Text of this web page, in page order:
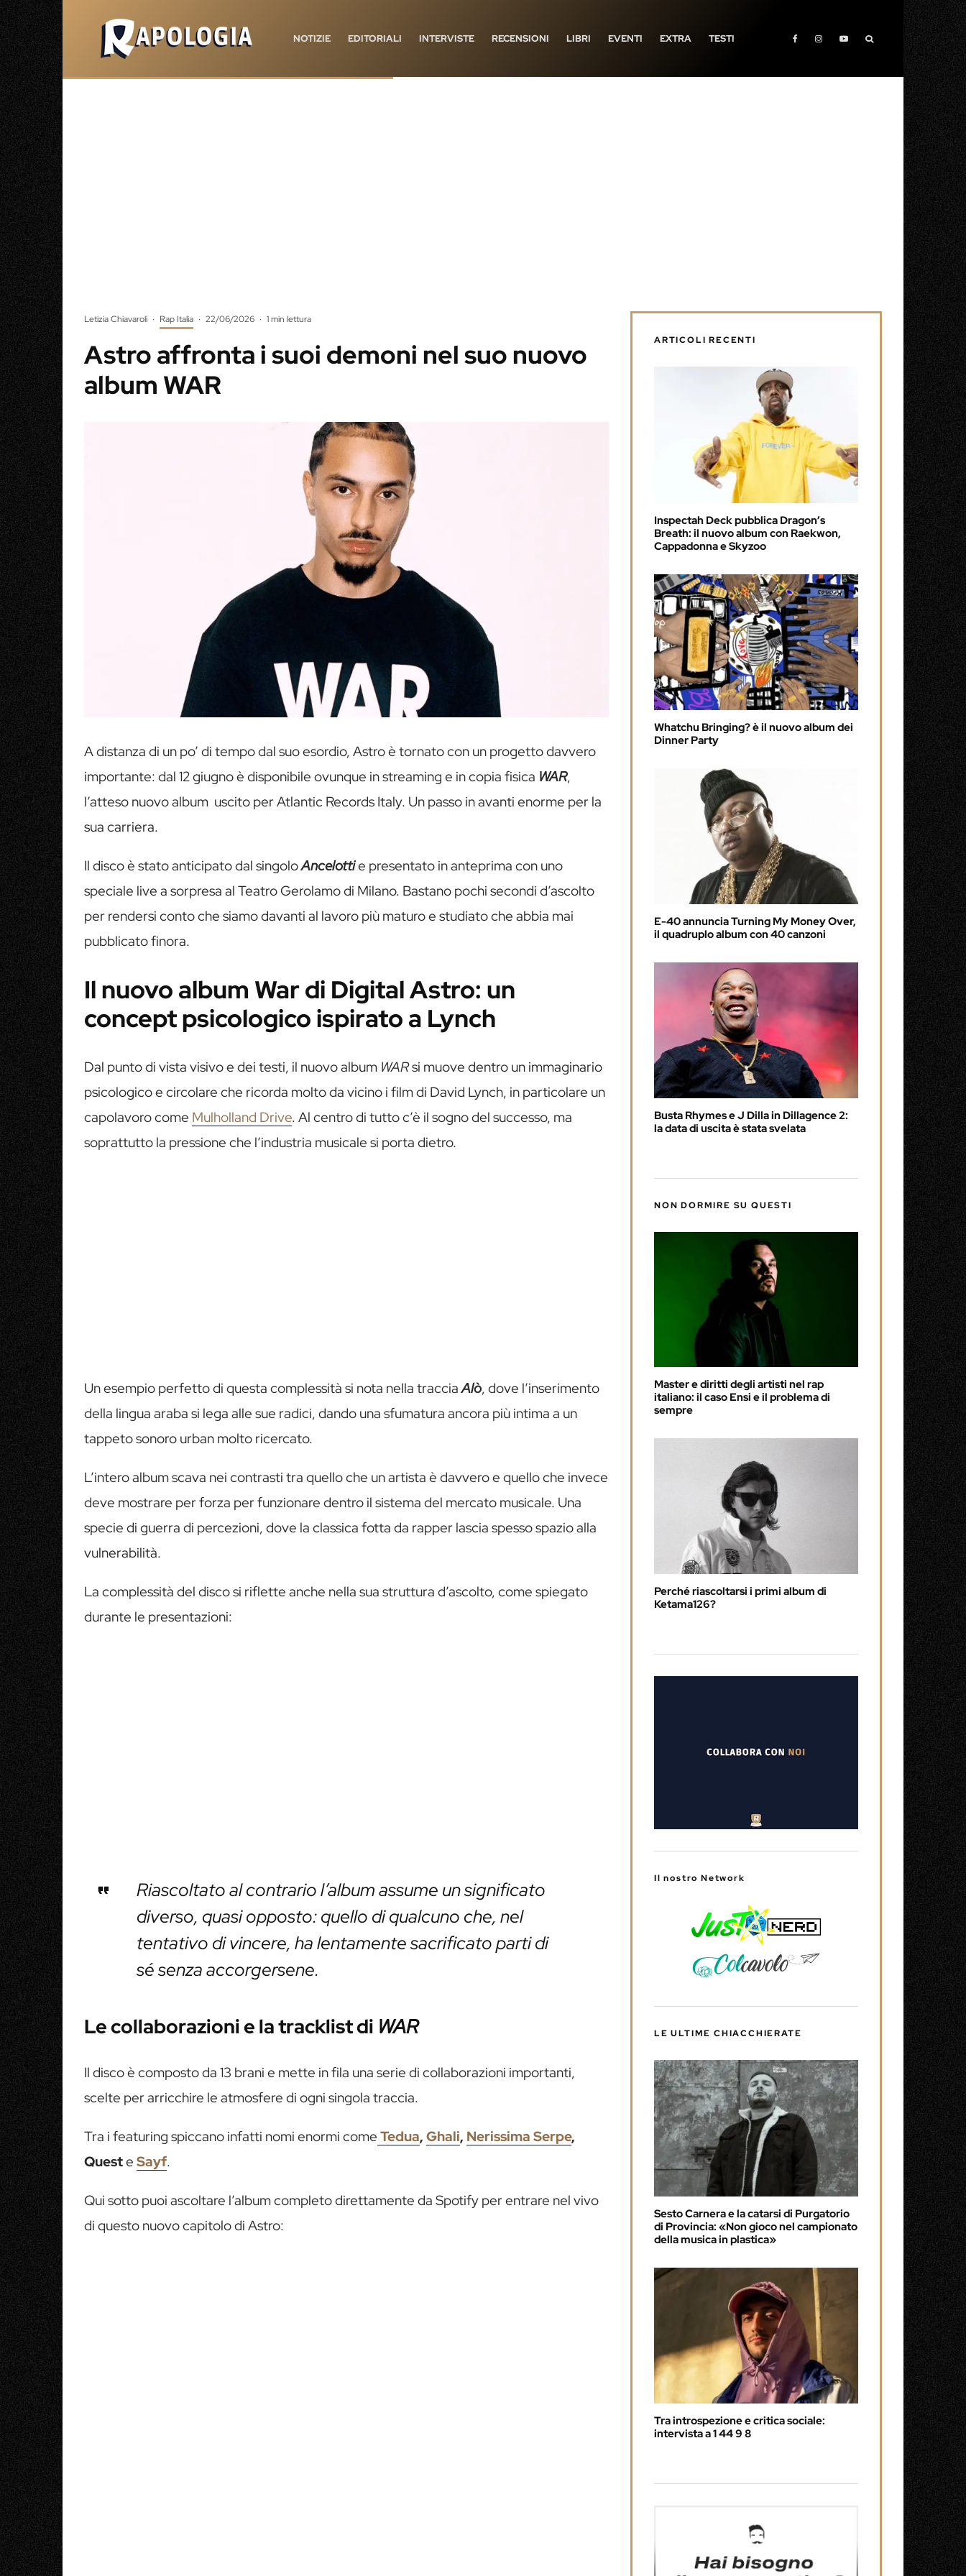
NOTIZIE EDITORIALI INTERVISTE RECENSIONI LIBRI EVENTI EXTRA TESTI
Letizia Chiavaroli · Rap Italia · 22/06/2026 · 1 min lettura
Astro affronta i suoi demoni nel suo nuovo
album WAR
A distanza di un po’ di tempo dal suo esordio, Astro è tornato con un progetto davvero
importante: dal 12 giugno è disponibile ovunque in streaming e in copia fisica WAR,
l’atteso nuovo album uscito per Atlantic Records Italy. Un passo in avanti enorme per la
sua carriera.
Il disco è stato anticipato dal singoloAncelottie presentato in anteprima con uno
speciale live a sorpresa al Teatro Gerolamo di Milano. Bastano pochi secondi d’ascolto
per rendersi conto che siamo davanti al lavoro più maturo e studiato che abbia mai
pubblicato finora.
Il nuovo album War di Digital Astro: un
concept psicologico ispirato a Lynch
Dal punto di vista visivo e dei testi, il nuovo album WARsi muove dentro un immaginario
psicologico e circolare che ricorda molto da vicino i film di David Lynch, in particolare un
capolavoro come Mulholland Drive. Al centro di tutto c’è il sogno del successo, ma
soprattutto la pressione che l’industria musicale si porta dietro.
Un esempio perfetto di questa complessità si nota nella tracciaAlò, dove l’inserimento
della lingua araba si lega alle sue radici, dando una sfumatura ancora più intima a un
tappeto sonoro urban molto ricercato.
L’intero album scava nei contrasti tra quello che un artista è davvero e quello che invece
deve mostrare per forza per funzionare dentro il sistema del mercato musicale. Una
specie di guerra di percezioni, dove la classica fotta da rapper lascia spesso spazio alla
vulnerabilità.
La complessità del disco si riflette anche nella sua struttura d’ascolto, come spiegato
durante le presentazioni:
Riascoltato al contrario l’album assume un significato
diverso, quasi opposto: quello di qualcuno che, nel
tentativo di vincere, ha lentamente sacrificato parti di
sé senza accorgersene.
Le collaborazioni e la tracklist di WAR
Il disco è composto da 13 brani e mette in fila una serie di collaborazioni importanti,
scelte per arricchire le atmosfere di ogni singola traccia.
Tra i featuring spiccano infatti nomi enormi come Tedua, Ghali, Nerissima Serpe,
Queste Sayf.
Qui sotto puoi ascoltare l’album completo direttamente da Spotify per entrare nel vivo
di questo nuovo capitolo di Astro:
ARTICOLI RECENTI
Inspectah Deck pubblica Dragon’s
Breath: il nuovo album con Raekwon,
Cappadonna e Skyzoo
Whatchu Bringing? è il nuovo album dei
Dinner Party
E-40 annuncia Turning My Money Over,
il quadruplo album con 40 canzoni
Busta Rhymes e J Dilla in Dillagence 2:
la data di uscita è stata svelata
NON DORMIRE SU QUESTI
Master e diritti degli artisti nel rap
italiano: il caso Ensi e il problema di
sempre
Perché riascoltarsi i primi album di
Ketama126?
Il nostro Network
LE ULTIME CHIACCHIERATE
Sesto Carnera e la catarsi di Purgatorio
di Provincia: «Non gioco nel campionato
della musica in plastica»
Tra introspezione e critica sociale:
intervista a 1 44 9 8